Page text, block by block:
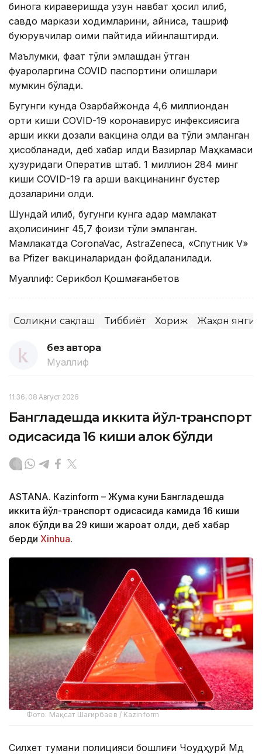
бинога кираверишда узун навбат ҳосил қилиб,
савдо маркази ходимларини, айниқса, ташриф
буюрувчилар оқими пайтида қийинлаштирди.
Маълумки, фақат тўлиқ эмлашдан ўтган
фуқароларгина COVID паспортини олишлари
мумкин бўлади.
Бугунги кунда Озарбайжонда 4,6 миллиондан
ортиқ киши CОVID-19 коронавирус инфексиясига
қарши икки дозали вакцина олди ва тўлиқ эмланган
ҳисобланади, деб хабар қилди Вазирлар Маҳкамаси
ҳузуридаги Оператив штаб. 1 миллион 284 минг
киши COVID-19 га қарши вакцинанинг бустер
дозаларини олди.
Шундай қилиб, бугунги кунга қадар мамлакат
аҳолисининг 45,7 фоизи тўлиқ эмланган.
Мамлакатда CоronaVac, АstraZeneca, «Спутник V»
ва Pfizer вакциналаридан фойдаланилади.
Муаллиф: Серикбол Қошмағанбетов
Соғлиқни сақлаш Тиббиёт Хориж Жаҳон
без автора
Муаллиф
11:36, 08 Август 2026
Бангладешда иккита йўл-транспорт
ҳодисасида 16 киши ҳалок бўлди
ASTANА. Кazinform – Жума куни Бангладешда
иккита йўл-транспорт ҳодисасида камида 16 киши
ҳалок бўлди ва 29 киши жароҳат олди, деб хабар
берди Xinhua.
Фото: Мақсат Шағирбаев / Kazinform
Силхет тумани полицияси бошлиғи Чоудҳурй Мд